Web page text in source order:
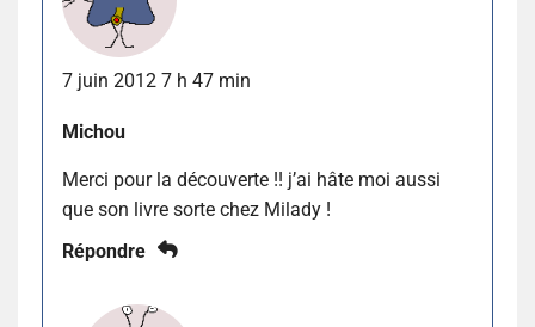
7 juin 2012 7 h 47 min
Michou
Merci pour la découverte !! j’ai hâte moi aussi
que son livre sorte chez Milady !
Répondre